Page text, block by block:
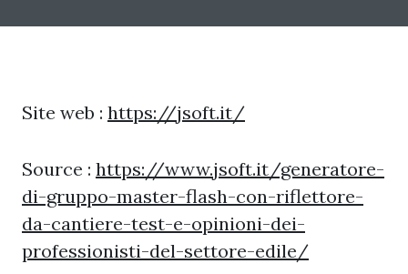
Site web : https://jsoft.it/
Source : https://www.jsoft.it/generatore-
di-gruppo-master-flash-con-riflettore-
da-cantiere-test-e-opinioni-dei-
professionisti-del-settore-edile/